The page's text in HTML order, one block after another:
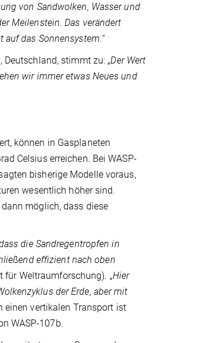
von Sandwolken, Wasser und
Meilenstein. Das verändert
das Sonnensystem.“
stimmt zu: „Der Wert
wir immer etwas Neues und
können in Gasplaneten
Celsius erreichen. Bei WASP-
bisherige Modelle voraus,
wesentlich höher sind.
möglich, dass diese
die Sandregentropfen in
effizient nach oben
für Weltraumforschung). „Hier
der Erde, aber mit
einen vertikalen Transport ist
WASP-107b.